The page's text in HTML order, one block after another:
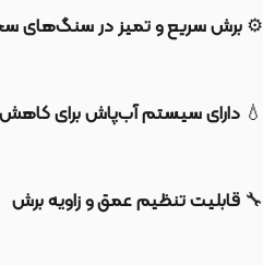
⚙️برش سریع و تمیز در
💧 دارای سیستم آب‌پاش برای کاهش
🔧 قابلیت تنظیم عمق و زاویه برش